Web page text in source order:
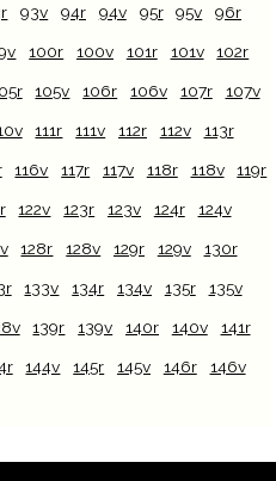
93v 94r 94v 95r 95v 96r
100r 100v 101r 101v 102r
105v 106r 106v 107r 107v
111r 111v 112r 112v 113r
116v 117r 117v 118r 118v 119r
122v 123r 123v 124r 124v
128r 128v 129r 129v 130r
133v 134r 134v 135r 135v
139r 139v 140r 140v 141r
144v 145r 145v 146r 146v